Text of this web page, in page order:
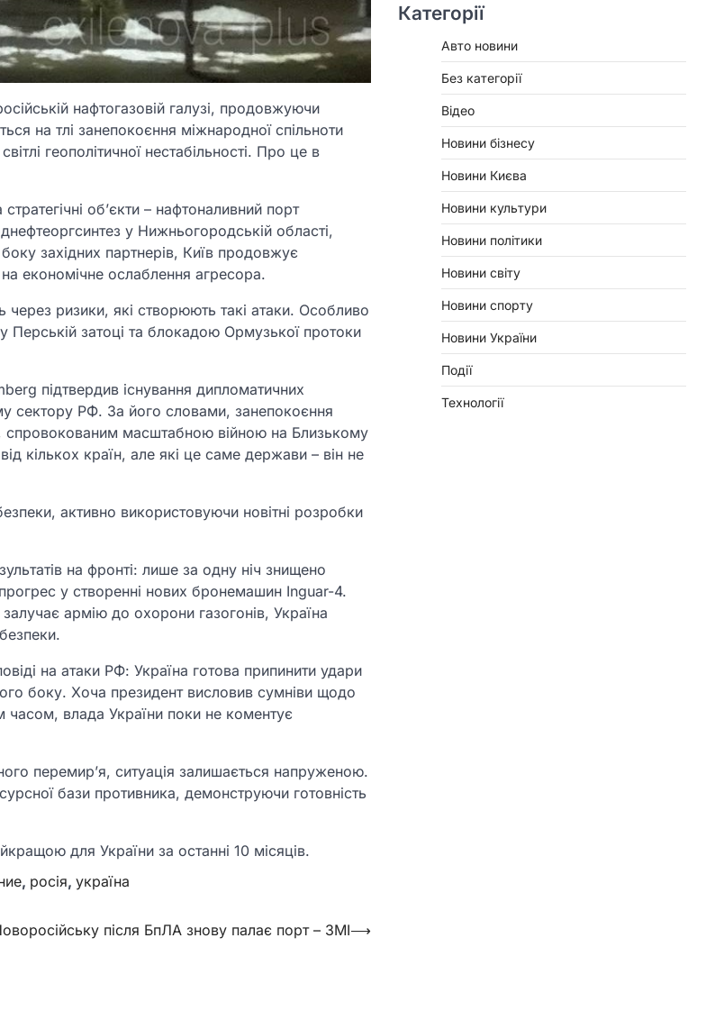
нафтогазовій галузі, продовжуючи
на тлі занепокоєння міжнародної спільноти
геополітичної нестабільності. Про це в
об’єкти – нафтоналивний порт
у Нижньогородській області,
західних партнерів, Київ продовжує
на економічне ослаблення агресора.
ризики, які створюють такі атаки. Особливо
Перській затоці та блокадою Ормузької протоки
підтвердив існування дипломатичних
сектору РФ. За його словами, занепокоєння
спровокованим масштабною війною на Близькому
кількох країн, але які це саме держави – він не
активно використовуючи новітні розробки
на фронті: лише за одну ніч знищено
у створенні нових бронемашин Inguar-4.
армію до охорони газогонів, Україна
на атаки РФ: Україна готова припинити удари
боку. Хоча президент висловив сумніви щодо
часом, влада України поки не коментує
перемир’я, ситуація залишається напруженою.
бази противника, демонструючи готовність
для України за останні 10 місяців.
, росія, україна
після БпЛА знову палає порт – ЗМІ⟶
Категорії
Авто новини
Без категорії
Відео
Новини бізнесу
Новини Києва
Новини культури
Новини політики
Новини світу
Новини спорту
Новини України
Події
Технології